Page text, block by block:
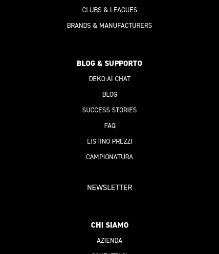
CLUBS & LEAGUES
BRANDS & MANUFACTURERS
BLOG & SUPPORTO
DEKO-AI CHAT
BLOG
SUCCESS STORIES
FAQ
LISTINO PREZZI
CAMPIONATURA
NEWSLETTER
CHI SIAMO
AZIENDA